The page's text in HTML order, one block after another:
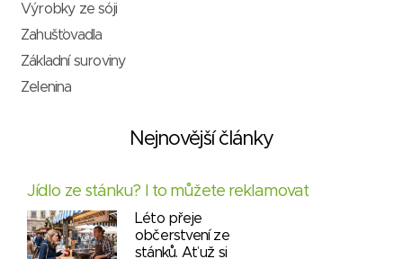
Výrobky ze sóji
Zahušťovadla
Základní suroviny
Zelenina
Nejnovější články
Jídlo ze stánku? I to můžete reklamovat
Léto přeje
občerstvení ze
stánků. Ať už si